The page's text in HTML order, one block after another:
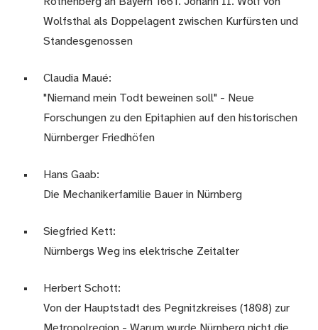
Wolfsthal als Doppelagent zwischen Kurfürsten und
Standesgenossen
Claudia Maué:
"Niemand mein Todt beweinen soll" - Neue
Forschungen zu den Epitaphien auf den historischen
Nürnberger Friedhöfen
Hans Gaab:
Die Mechanikerfamilie Bauer in Nürnberg
Siegfried Kett:
Nürnbergs Weg ins elektrische Zeitalter
Herbert Schott:
Von der Hauptstadt des Pegnitzkreises (1808) zur